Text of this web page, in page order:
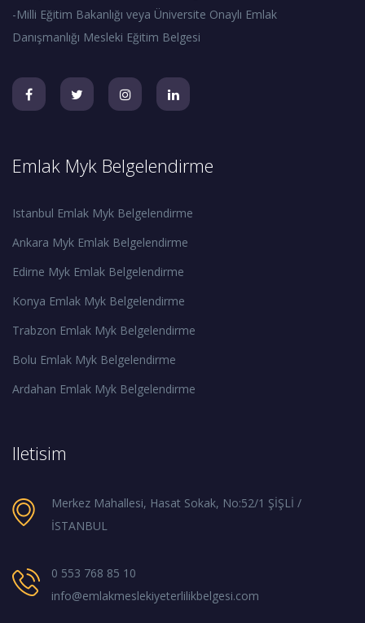
-Milli Eğitim Bakanlığı veya Üniversite Onaylı Emlak
Danışmanlığı Mesleki Eğitim Belgesi
Emlak Myk Belgelendirme
Istanbul Emlak Myk Belgelendirme
Ankara Myk Emlak Belgelendirme
Edirne Myk Emlak Belgelendirme
Konya Emlak Myk Belgelendirme
Trabzon Emlak Myk Belgelendirme
Bolu Emlak Myk Belgelendirme
Ardahan Emlak Myk Belgelendirme
Iletisim
Merkez Mahallesi, Hasat Sokak, No:52/1 ŞİŞLİ /
İSTANBUL
0 553 768 85 10
info@emlakmeslekiyeterlilikbelgesi.com